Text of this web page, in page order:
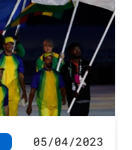
05/04/2023